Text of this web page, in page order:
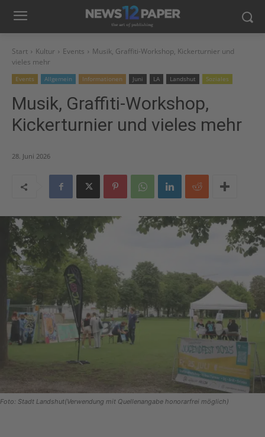
Start Kultur Events
Musik, Graffiti-Workshop, Kickerturnier und
vieles mehr
Events Allgemein Informationen Juni LA Landshut Soziales
Musik, Graffiti-Workshop,
Kickerturnier und vieles mehr
28. Juni 2026
Foto: Stadt Landshut(Verwendung mit Quellenangabe honorarfrei möglich)